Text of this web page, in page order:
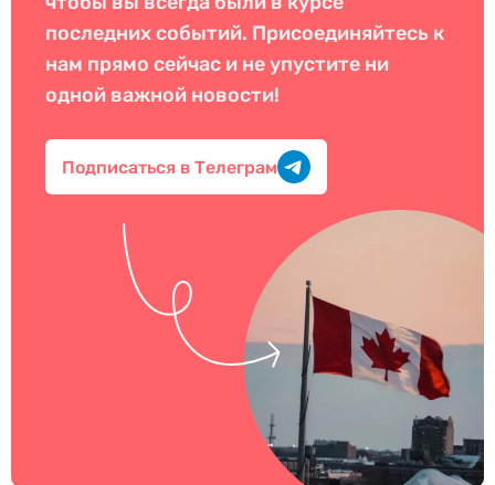
последних событий. Присоединяйтесь к
нам прямо сейчас и не упустите ни
одной важной новости!
Подписаться в Телеграм